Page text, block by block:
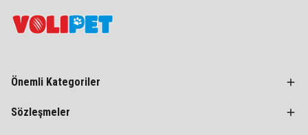
Önemli Kategoriler
Sözleşmeler